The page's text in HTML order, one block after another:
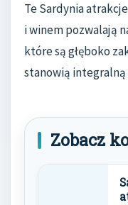
Te Sardynia
i winem pozwalają
które są głęboko
stanowią
Zobacz